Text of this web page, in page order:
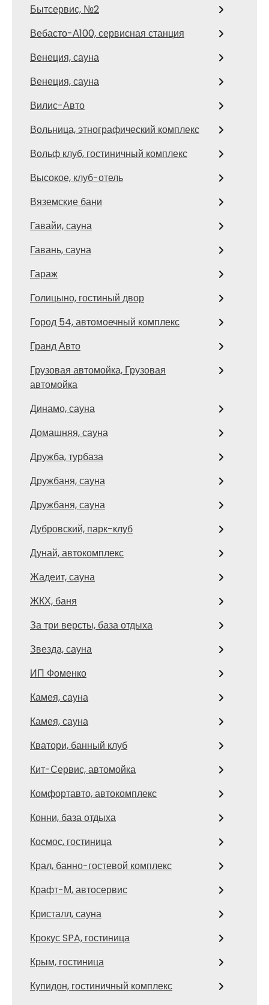
Бытсервис, №2
Вебасто-А100, сервисная станция
Венеция, сауна
Венеция, сауна
Вилис-Авто
Вольница, этнографический комплекс
Вольф клуб, гостиничный комплекс
Высокое, клуб-отель
Вяземские бани
Гавайи, сауна
Гавань, сауна
Гараж
Голицыно, гостиный двор
Город 54, автомоечный комплекс
Гранд Авто
Грузовая автомойка, Грузовая
автомойка
Динамо, сауна
Домашняя, сауна
Дружба, турбаза
Дружбаня, сауна
Дружбаня, сауна
Дубровский, парк-клуб
Дунай, автокомплекс
Жадеит, сауна
ЖКХ, баня
За три версты, база отдыха
Звезда, сауна
ИП Фоменко
Камея, сауна
Камея, сауна
Кватори, банный клуб
Кит-Сервис, автомойка
Комфортавто, автокомплекс
Конни, база отдыха
Космос, гостиница
Крал, банно-гостевой комплекс
Крафт-М, автосервис
Кристалл, сауна
Крокус SPA, гостиница
Крым, гостиница
Купидон, гостиничный комплекс